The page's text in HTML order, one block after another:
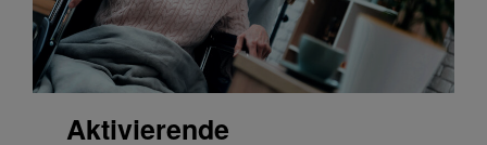
Aktivierende